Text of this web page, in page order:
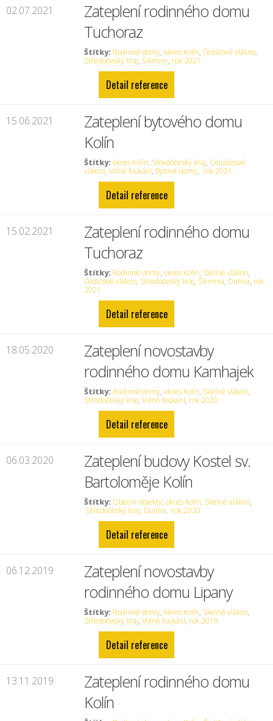
02.07.2021
Zateplení rodinného domu
Tuchoraz
Štítky: Rodinné domy,okres Kolín,Čedičové vlákno,
Středočeský kraj,Šikminy, rok 2021
Detail reference
15.06.2021
Zateplení bytového domu
Kolín
Štítky: okres Kolín, Středočeský kraj, Celulózové
vlákno,Volné foukání, Bytové domy, rok 2021
Detail reference
15.02.2021
Zateplení rodinného domu
Tuchoraz
Štítky: Rodinné domy,okres Kolín, Skelné vlákno,
Čedičové vlákno, Středočeský kraj,Šikmina, Dutina, rok
2021
Detail reference
18.05.2020
Zateplení novostavby
rodinného domu Kamhajek
Štítky: Rodinné domy,okres Kolín, Skelné vlákno,
Středočeský kraj,Volné foukání, rok 2020
Detail reference
06.03.2020
Zateplení budovy Kostel sv.
Bartoloměje Kolín
Štítky: Obecní objekty,okres Kolín, Skelné vlákno,
Středočeský kraj, Dutina, rok 2020
Detail reference
06.12.2019
Zateplení novostavby
rodinného domu Lipany
Štítky: Rodinné domy,okres Kolín, Skelné vlákno,
Středočeský kraj,Volné foukání, rok 2019
Detail reference
13.11.2019
Zateplení rodinného domu
Kolín